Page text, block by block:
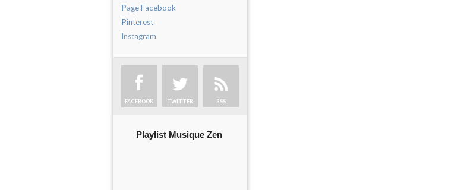
Page Facebook
Pinterest
Instagram
FACEBOOK TWITTER RSS
Playlist Musique Zen